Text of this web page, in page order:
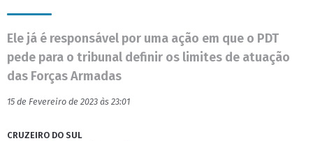
Ele já é responsável por uma ação em que o PDT
pede para o tribunal definir os limites de atuação
das Forças Armadas
15 de Fevereiro de 2023 às 23:01
CRUZEIRO DO SUL